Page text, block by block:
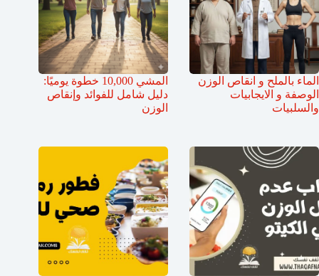
الماء بالملح و انقاص الوزن
الوصفة و الايجابيات
والسلبيات
المشي 10,000 خطوة يوميًا:
دليل شامل للفوائد وإنقاص
الوزن